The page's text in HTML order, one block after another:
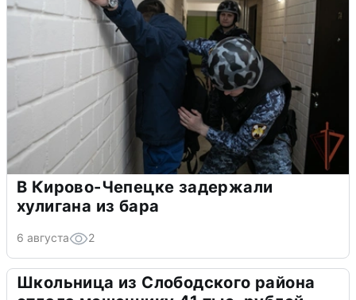
В Кирово-Чепецке задержали
хулигана из бара
6 августа 2
Школьница из Слободского района